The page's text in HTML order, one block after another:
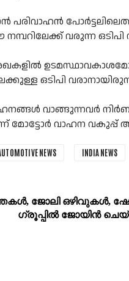
പരിവാഹൻ
വരുന്ന ഒടിപി
ഒടിപി
വാങ്ങുന്നവർ
മോട്ടോർ വാഹന
NEWS INDIA NEWS
ജോലി ഒഴിവുകള്‍,
ഗ്രൂപ്പില്‍ ജോയിന്‍